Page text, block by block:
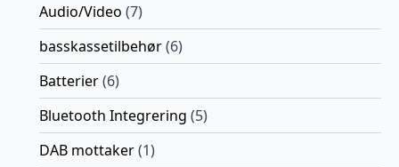
Audio/Video (7)
basskassetilbehør(6)
Batterier(6)
Bluetooth Integrering (5)
DAB mottaker(1)